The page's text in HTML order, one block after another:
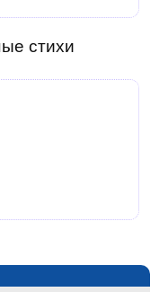
стихи